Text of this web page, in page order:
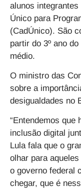
alunos
Único para
(CadÚnico). São
partir do 3º ano
médio.
O ministro das
sobre a
desigualdades no
“Entendemos que
inclusão digital
Lula fala que o
olhar para
o governo federal
chegar, que é